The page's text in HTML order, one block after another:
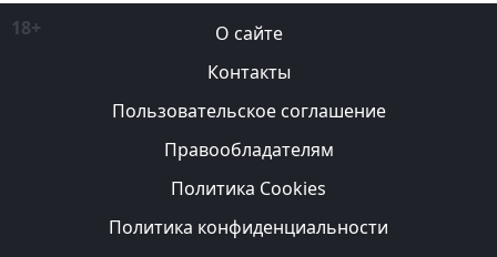
18+
О сайте
Контакты
Пользовательское соглашение
Правообладателям
Политика Cookies
Политика конфиденциальности